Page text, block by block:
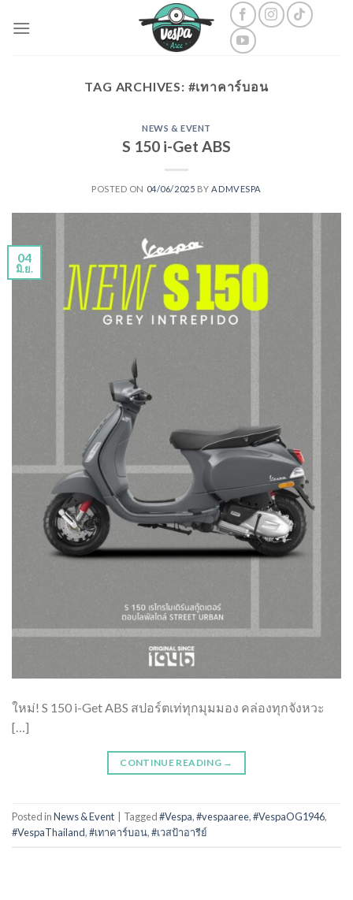
TAG ARCHIVES: #เทาคาร์บอน
NEWS & EVENT
S 150 i-Get ABS
POSTED ON 04/06/2025 BY ADMVESPA
04
มิ.ย.
ใหม่! S 150 i-Get ABS สปอร์ตเท่ทุกมุมมอง คล่องทุกจังหวะ
[…]
CONTINUE READING →
Posted inNews & Event Tagged#Vespa,#vespaaree,#VespaOG1946,
#VespaThailand,#เทาคาร์บอน,#เวสป้าอารีย์